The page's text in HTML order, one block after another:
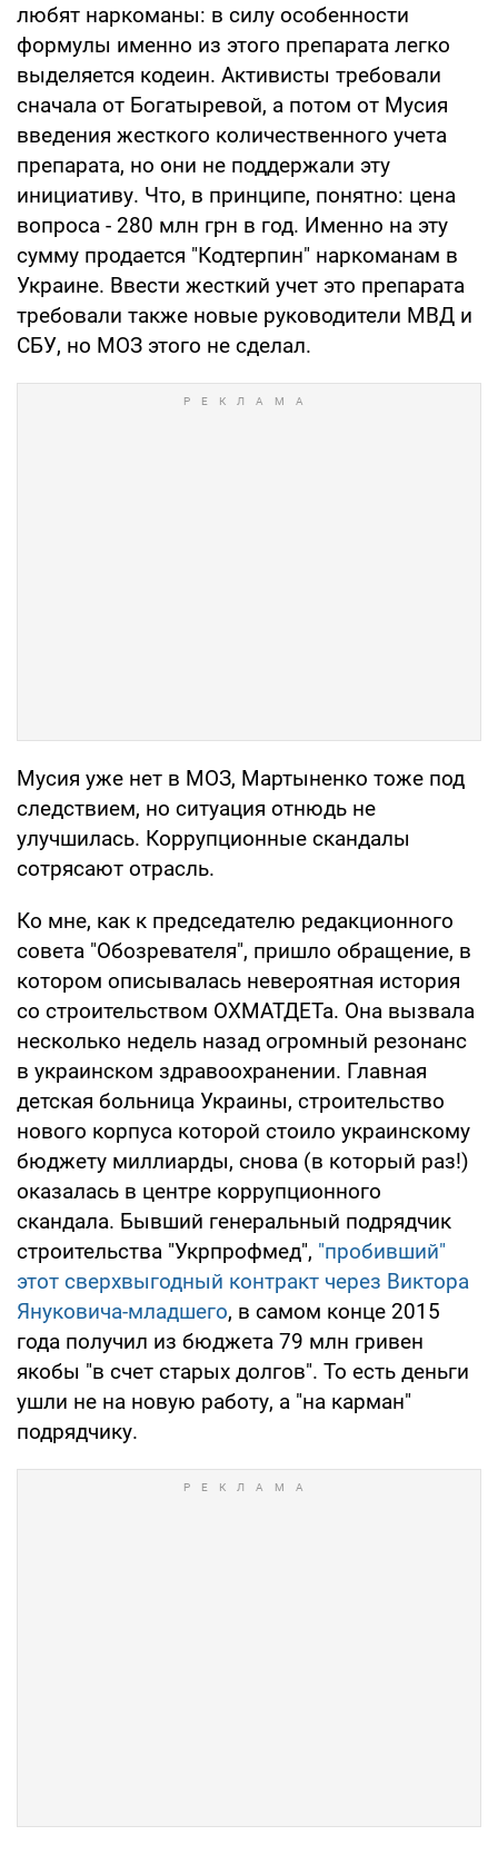
любят наркоманы: в силу особенности
формулы именно из этого препарата легко
выделяется кодеин. Активисты требовали
сначала от Богатыревой, а потом от Мусия
введения жесткого количественного учета
препарата, но они не поддержали эту
инициативу. Что, в принципе, понятно: цена
вопроса - 280 млн грн в год. Именно на эту
сумму продается "Кодтерпин" наркоманам в
Украине. Ввести жесткий учет это препарата
требовали также новые руководители МВД и
СБУ, но МОЗ этого не сделал.
Мусия уже нет в МОЗ, Мартыненко тоже под
следствием, но ситуация отнюдь не
улучшилась. Коррупционные скандалы
сотрясают отрасль.
Ко мне, как к председателю редакционного
совета "Обозревателя", пришло обращение, в
котором описывалась невероятная история
со строительством ОХМАТДЕТа. Она вызвала
несколько недель назад огромный резонанс
в украинском здравоохранении. Главная
детская больница Украины, строительство
нового корпуса которой стоило украинскому
бюджету миллиарды, снова (в который раз!)
оказалась в центре коррупционного
скандала. Бывший генеральный подрядчик
строительства "Укрпрофмед", "пробивший"
этот сверхвыгодный контракт через Виктора
Януковича-младшего, в самом конце 2015
года получил из бюджета 79 млн гривен
якобы "в счет старых долгов". То есть деньги
ушли не на новую работу, а "на карман"
подрядчику.